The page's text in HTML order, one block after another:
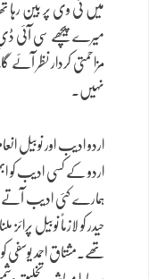
میں ٹی وی پر بین رہا
میرے پیچھے سی آئی ڈی
مزاحمتی کردار نظر آئے
نہیں۔
اردو ادیب اور نوبیل
اردو کے کسی ادیب کو
ہمارے کئی ادیب آتے
حیدر کو لازماً نوبیل
تھے۔مشتاق احمد یوسفی